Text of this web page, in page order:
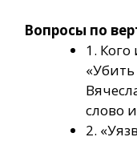
Вопросы по
1.
слово
2.